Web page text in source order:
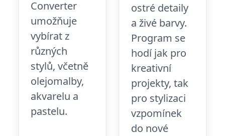
Converter
umožňuje
vybírat z
různých
stylů, včetně
olejomalby,
akvarelu a
pastelu.
ostré detaily
a živé barvy.
Program se
hodí jak pro
kreativní
projekty, tak
pro stylizaci
vzpomínek
do nové